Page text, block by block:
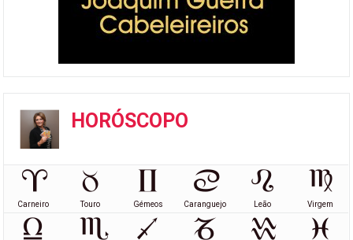
HORÓSCOPO
Carneiro Touro Gémeos Caranguejo Leão Virgem